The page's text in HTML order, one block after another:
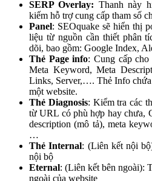
SERP Overlay: Thanh này
kiếm hỗ trợ cung cấp tham số
Panel: SEOquake sẽ hiển thị
liệu từ nguồn cần thiết phân
dõi, bao gồm: Google Index,
Thẻ Page info: Cung cấp
Meta Keyword, Meta
Links, Server,…. Thẻ Info chứa
một website.
Thẻ Diagnosis: Kiểm tra các
từ URL có phù hợp hay chưa,
description (mô tả), meta
…
Thẻ Internal: (Liên kết nội
nội bộ
Eternal: (Liên kết bên ngoài):
ngoài của website